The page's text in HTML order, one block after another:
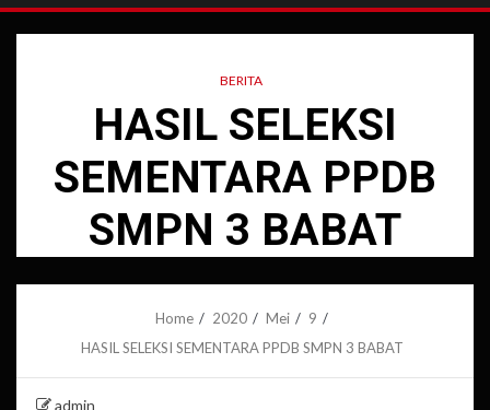
BERITA
HASIL SELEKSI
SEMENTARA PPDB
SMPN 3 BABAT
Home 2020 Mei
9
HASIL SELEKSI SEMENTARA PPDB SMPN 3 BABAT
admin